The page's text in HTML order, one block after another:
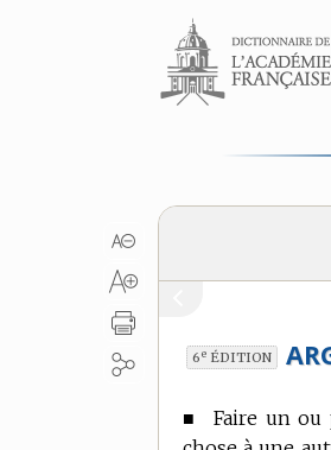
Aller au contenu
6e ÉDITION
■ Faire un ou